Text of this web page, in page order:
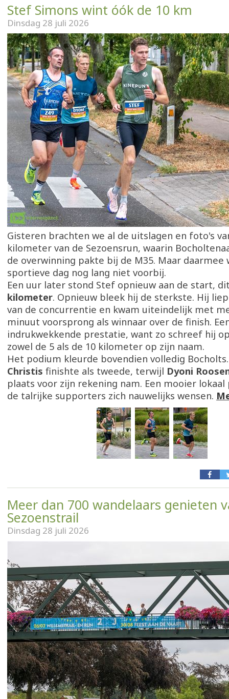
Stef Simons wint óók de 10 km
Dinsdag 28 juli 2026
Gisteren brachten we al de uitslagen en foto's
kilometer van de Sezoensrun, waarin
de overwinning pakte bij de M35. Maar daarmee
sportieve dag nog lang niet voorbij.
Een uur later stond Stef opnieuw aan de start,
kilometer. Opnieuw bleek hij de sterkste. Hij
van de concurrentie en kwam uiteindelijk met
minuut voorsprong als winnaar over de finish.
indrukwekkende prestatie, want zo schreef hij
zowel de 5 als de 10 kilometer op zijn naam.
Het podium kleurde bovendien volledig
Christis finishte als tweede, terwijl Dyoni
plaats voor zijn rekening nam. Een mooier
de talrijke supporters zich nauwelijks wensen.
Meer dan 700 wandelaars genieten
Sezoenstrail
Dinsdag 28 juli 2026